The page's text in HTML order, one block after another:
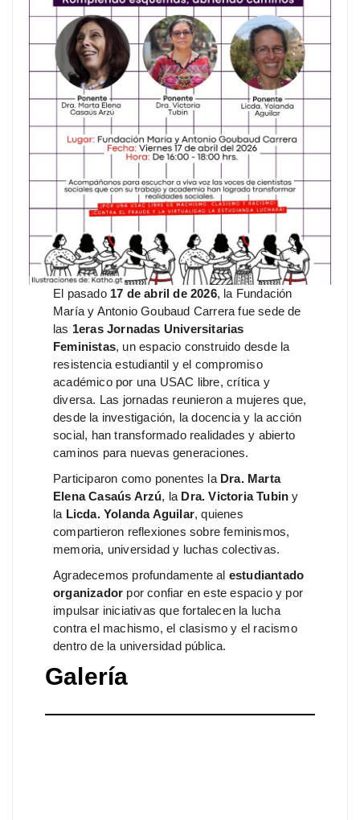
El pasado 17 de abril de 2026, la Fundación
María y Antonio Goubaud Carrera fue sede de
las 1eras Jornadas Universitarias
Feministas, un espacio construido desde la
resistencia estudiantil y el compromiso
académico por una USAC libre, crítica y
diversa. Las jornadas reunieron a mujeres que,
desde la investigación, la docencia y la acción
social, han transformado realidades y abierto
caminos para nuevas generaciones.
Participaron como ponentes la Dra. Marta
Elena Casaús Arzú, la Dra. Victoria Tubin y
la Licda. Yolanda Aguilar, quienes
compartieron reflexiones sobre feminismos,
memoria, universidad y luchas colectivas.
Agradecemos profundamente al estudiantado
organizador por confiar en este espacio y por
impulsar iniciativas que fortalecen la lucha
contra el machismo, el clasismo y el racismo
dentro de la universidad pública.
Galería